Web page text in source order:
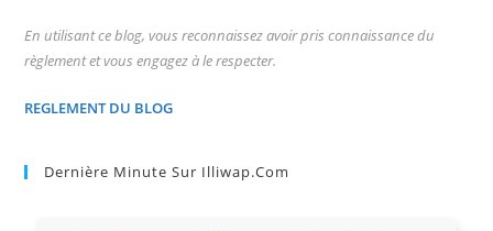
En utilisant ce blog, vous reconnaissez avoir pris connaissance du
règlement et vous engagez à le respecter.
REGLEMENT DU BLOG
Dernière Minute Sur Illiwap.com